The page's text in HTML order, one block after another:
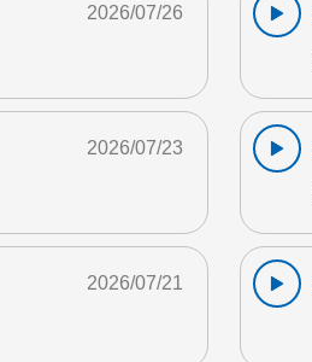
2026/07/26
2026/07/23
2026/07/21